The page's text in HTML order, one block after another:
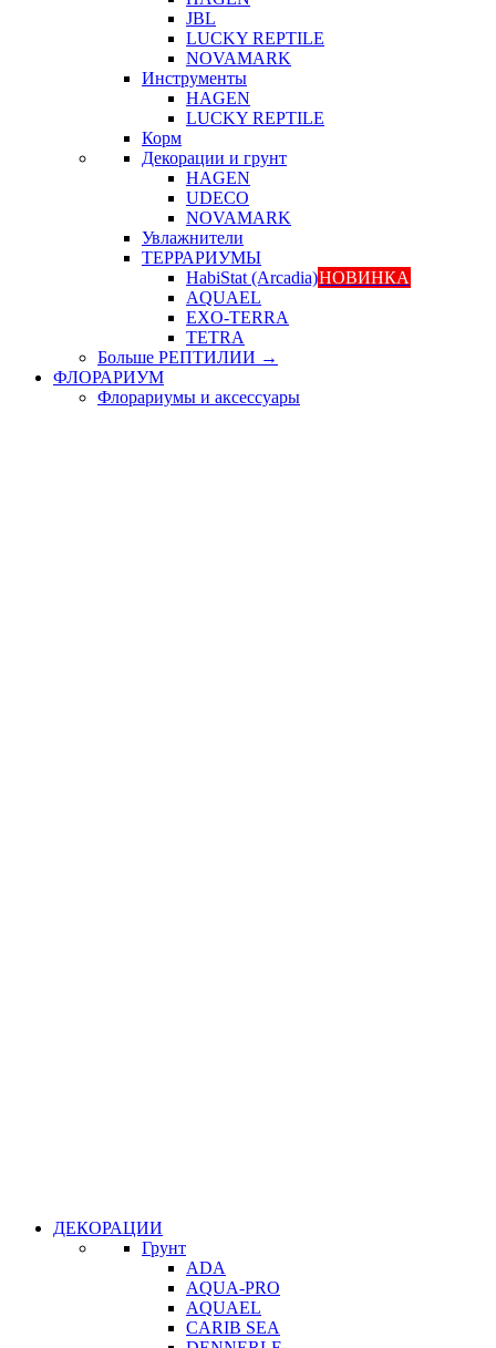
JBL
LUCKY REPTILE
NOVAMARK
Инструменты
HAGEN
LUCKY REPTILE
Корм
Декорации и грунт
HAGEN
UDECO
NOVAMARK
Увлажнители
ТЕРРАРИУМЫ
HabiStat (Arcadia)НОВИНКА
AQUAEL
EXO-TERRA
TETRA
Больше РЕПТИЛИИ →
ФЛОРАРИУМ
Флорариумы и аксессуары
ДЕКОРАЦИИ
Грунт
ADA
AQUA-PRO
AQUAEL
CARIB SEA